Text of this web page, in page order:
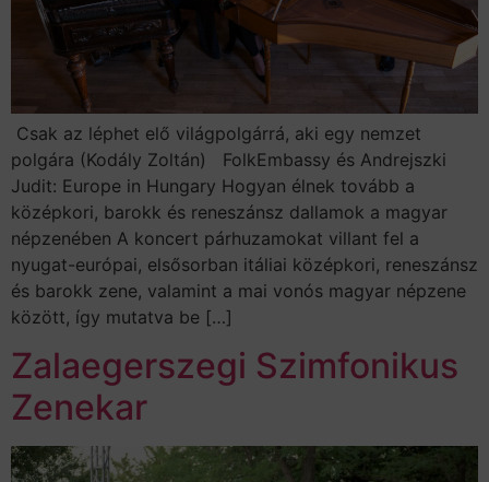
Csak az léphet elő világpolgárrá, aki egy nemzet
polgára (Kodály Zoltán) FolkEmbassy és Andrejszki
Judit: Europe in Hungary Hogyan élnek tovább a
középkori, barokk és reneszánsz dallamok a magyar
népzenében A koncert párhuzamokat villant fel a
nyugat-európai, elsősorban itáliai középkori, reneszánsz
és barokk zene, valamint a mai vonós magyar népzene
között, így mutatva be […]
Zalaegerszegi Szimfonikus
Zenekar